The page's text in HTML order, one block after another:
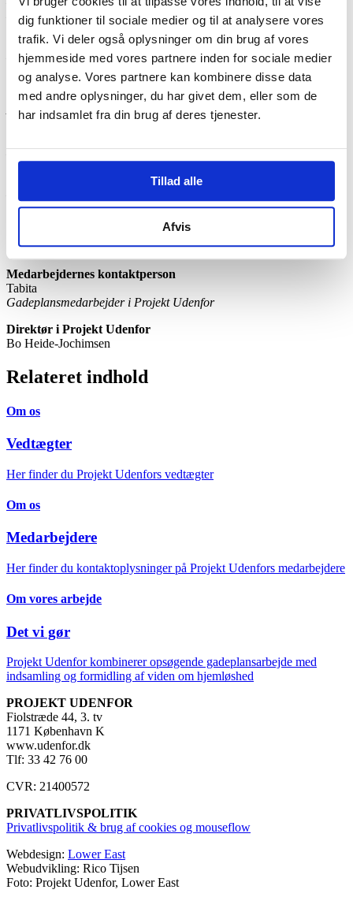
dig funktioner til sociale medier og til at analysere vores
trafik. Vi deler også oplysninger om din brug af vores
hjemmeside med vores partnere inden for sociale medier
og analyse. Vores partnere kan kombinere disse data
med andre oplysninger, du har givet dem, eller som de
har indsamlet fra din brug af deres tjenester.
Tillad alle
Afvis
Executive Comittee
Charlotte Vange Løvstad
Lektor i socialt arbejde, Via University College
Lars Benjaminsen
Seniorforsker ved VIVE – Det Nationale Forsknings- og
Analysecenter for Velfærd
Medicinstuderende, lægevikar og forsker i psykiatrien
Jurist, tidligere direktør for Institut for Menneskerettigheder og
adjungeret professor ved Aalborg Universitet
Medarbejdernes kontaktperson
Tabita
Gadeplansmedarbejder i Projekt Udenfor
Direktør i Projekt Udenfor
Bo Heide-Jochimsen
Relateret indhold
Om os
Vedtægter
Her finder du Projekt Udenfors vedtægter
Om os
Medarbejdere
Her finder du kontaktoplysninger på Projekt Udenfors medarbejdere
Om vores arbejde
Det vi gør
Projekt Udenfor kombinerer opsøgende gadeplansarbejde med
indsamling og formidling af viden om hjemløshed
PROJEKT UDENFOR
Fiolstræde 44, 3. tv
1171 København K
www.udenfor.dk
Tlf: 33 42 76 00
CVR: 21400572
PRIVATLIVSPOLITIK
Privatlivspolitik & brug af cookies og mouseflow
Webdesign: Lower East
Webudvikling: Rico Tijsen
Foto: Projekt Udenfor, Lower East